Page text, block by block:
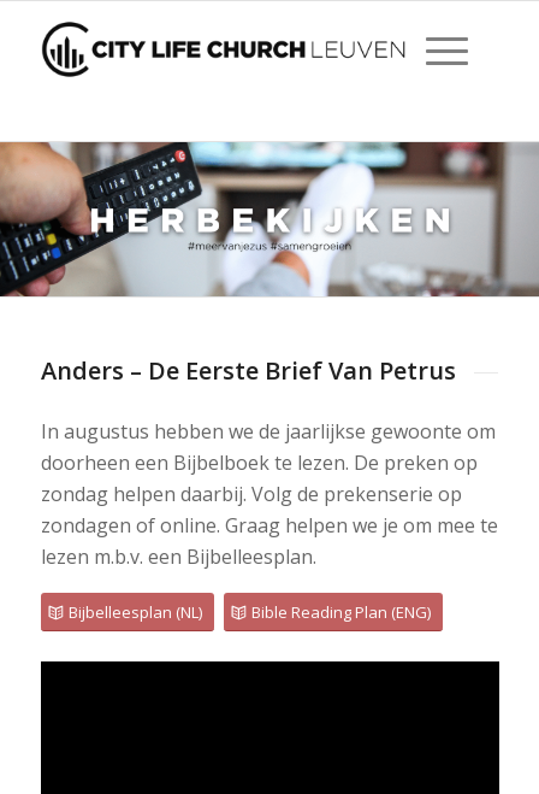
Anders – De Eerste Brief Van Petrus
In augustus hebben we de jaarlijkse gewoonte om
doorheen een Bijbelboek te lezen. De preken op
zondag helpen daarbij. Volg de prekenserie op
zondagen of online. Graag helpen we je om mee te
lezen m.b.v. een Bijbelleesplan.
Bijbelleesplan (NL) Bible Reading Plan (ENG)